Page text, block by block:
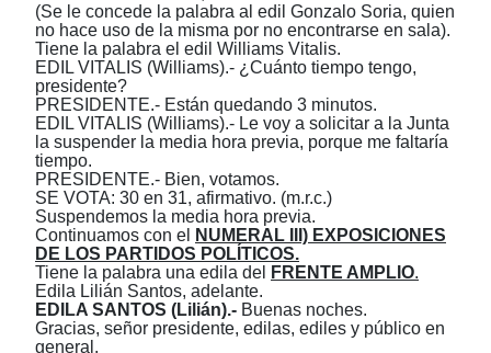
(Se le concede la palabra al edil Gonzalo Soria, quien
no hace uso de la misma por no encontrarse en sala).
Tiene la palabra el edil Williams Vitalis.
EDIL VITALIS (Williams).- ¿Cuánto tiempo tengo,
presidente?
PRESIDENTE.- Están quedando 3 minutos.
EDIL VITALIS (Williams).- Le voy a solicitar a la Junta
la suspender la media hora previa, porque me faltaría
tiempo.
PRESIDENTE.- Bien, votamos.
SE VOTA: 30 en 31, afirmativo. (m.r.c.)
Suspendemos la media hora previa.
Continuamos con el
NUMERAL III) EXPOSICIONES
DE LOS PARTIDOS POLÍTICOS.
Tiene la palabra una edila del
FRENTE AMPLIO.
Edila Lilián Santos, adelante.
EDILA SANTOS (Lilián).- Buenas noches.
Gracias, señor presidente, edilas, ediles y público en
general.